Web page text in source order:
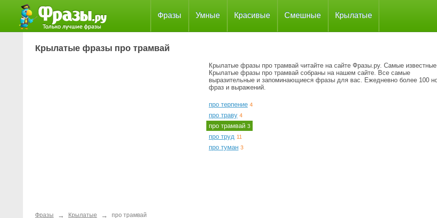
Фразы Умные Красивые Смешные Крылатые
Крылатые фразы про трамвай
Крылатые фразы про трамвай читайте на сайте Фразы.ру. Самые известные
Крылатые фразы про трамвай собраны на нашем сайте. Все самые
выразительные и запоминающиеся фразы для вас. Ежедневно более 100
фраз и выражений.
про терпение 4
про траву 4
про трамвай 3
про труд 11
про туман 3
Фразы → Крылатые → про трамвай